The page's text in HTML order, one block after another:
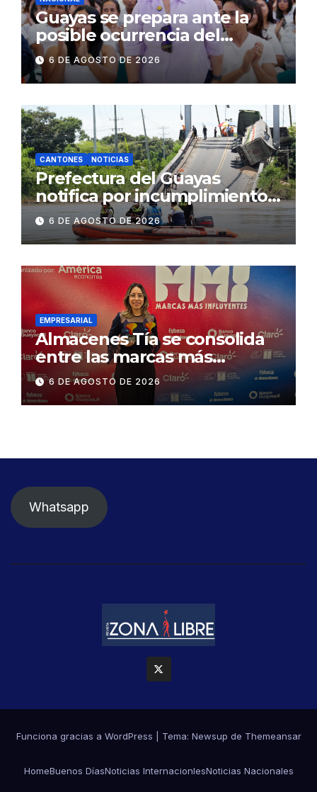
Guayas se prepara ante la
posible ocurrencia del
fenómeno de El Niño:
Gobierno Nacional capacita a
2.500 jóvenes
6 DE AGOSTO DE 2026
CANTONES NOTICIAS
Prefectura del Guayas
notifica por incumplimiento
contractual a la
Concesionaria CONORTE y
exige celeridad en
desmontaje del puente
Gonzalo Icaza Cornejo, en
Daule
6 DE AGOSTO DE 2026
EMPRESARIAL
Almacenes Tía se consolida
entre las marcas más
influyentes del Ecuador
6 DE AGOSTO DE 2026
Whatsapp
Funciona gracias a WordPress Tema: Newsup de Themeansar
HomeBuenos DíasNoticias InternacionlesNoticias Nacionales